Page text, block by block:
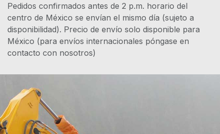
Pedidos confirmados antes de 2 p.m. horario del
centro de México se envían el mismo día (sujeto a
disponibilidad). Precio de envío solo disponible para
México (para envíos internacionales póngase en
contacto con nosotros)